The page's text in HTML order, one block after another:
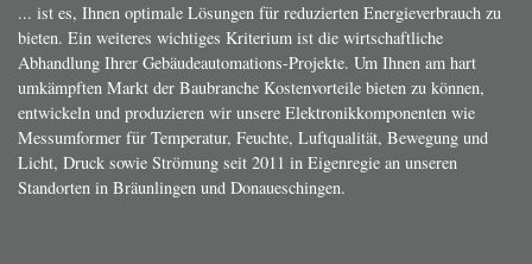
... ist es, Ihnen optimale Lösungen für reduzierten Energieverbrauch zu
bieten. Ein weiteres wichtiges Kriterium ist die wirtschaftliche
Abhandlung Ihrer Gebäudeautomations-Projekte. Um Ihnen am hart
umkämpften Markt der Baubranche Kostenvorteile bieten zu können,
entwickeln und produzieren wir unsere Elektronikkomponenten wie
Messumformer für Temperatur, Feuchte, Luftqualität, Bewegung und
Licht, Druck sowie Strömung seit 2011 in Eigenregie an unseren
Standorten in Bräunlingen und Donaueschingen.